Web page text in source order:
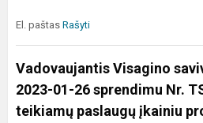
El. paštas Rašyti
Vadovaujantis Visagino
2023-01-26 sprendimu Nr.
teikiamų paslaugų įkainiu